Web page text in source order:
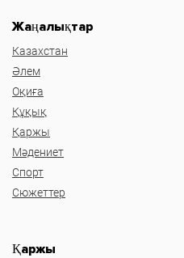
Жаңалықтар
Казахстан
Әлем
Оқиға
Құқық
Қаржы
Мәдениет
Спорт
Сюжеттер
Қаржы